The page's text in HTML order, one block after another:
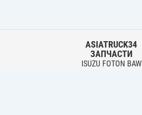
ASIATRUCK34
ЗАПЧАСТИ
ISUZU FOTON BAW